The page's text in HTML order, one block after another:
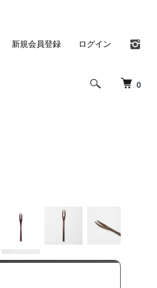
0
新規会員登録 ログイン